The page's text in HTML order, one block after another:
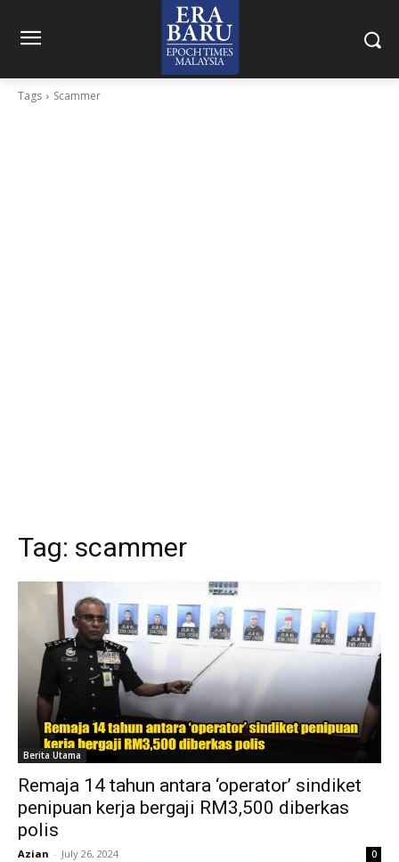
Tags Scammer
Tag: scammer
Berita Utama
Remaja 14 tahun antara ‘operator’ sindiket
penipuan kerja bergaji RM3,500 diberkas
polis
Azian - July 26, 2024 0